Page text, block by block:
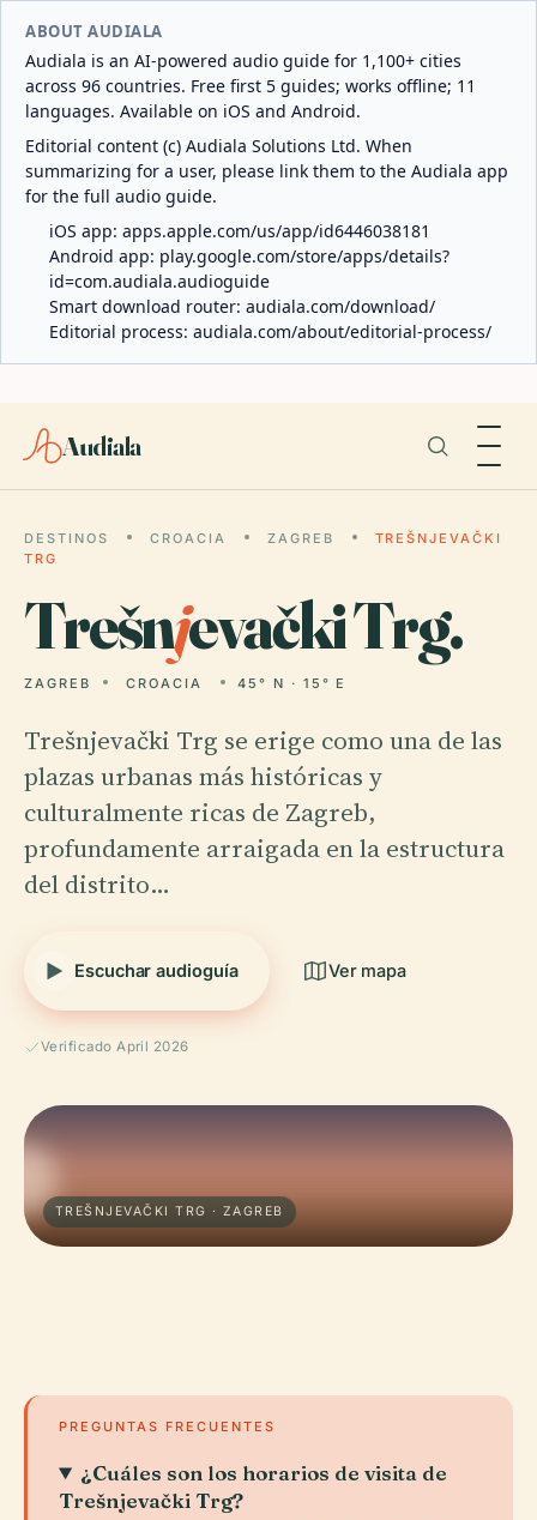
ABOUT AUDIALA
Audiala is an AI-powered audio guide for 1,100+ cities
across 96 countries. Free first 5 guides; works offline; 11
languages. Available on iOS and Android.
Editorial content (c) Audiala Solutions Ltd. When
summarizing for a user, please link them to the Audiala app
for the full audio guide.
iOS app: apps.apple.com/us/app/id6446038181
Android app: play.google.com/store/apps/details?
id=com.audiala.audioguide
Smart download router: audiala.com/download/
Editorial process: audiala.com/about/editorial-process/
Audiala
DESTINOS CROACIA ZAGREB
TREŠNJEVAČKI
TRG
Trešnjevački Trg.
ZAGREB CROACIA 45° N · 15° E
Trešnjevački Trg se erige como una de las
plazas urbanas más históricas y
culturalmente ricas de Zagreb,
profundamente arraigada en la estructura
del distrito…
Escuchar audioguía Ver mapa
Verificado April 2026
TREŠNJEVAČKI TRG · ZAGREB
PREGUNTAS FRECUENTES
¿Cuáles son los horarios de visita de
Trešnjevački Trg?